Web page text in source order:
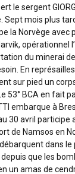
le sergent
Sept mois plus
la Norvège avec
opérationnel
du minerai
En
sur pied un
53° BCA en fait
embarque à
30 avril participe
de Namsos en
dans le
que les
un amas de